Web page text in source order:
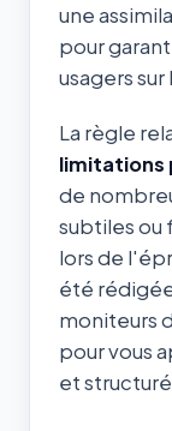
une
pour
usagers
La règle
limitations
de
subtiles ou
lors de
été
moniteurs
pour vous
et